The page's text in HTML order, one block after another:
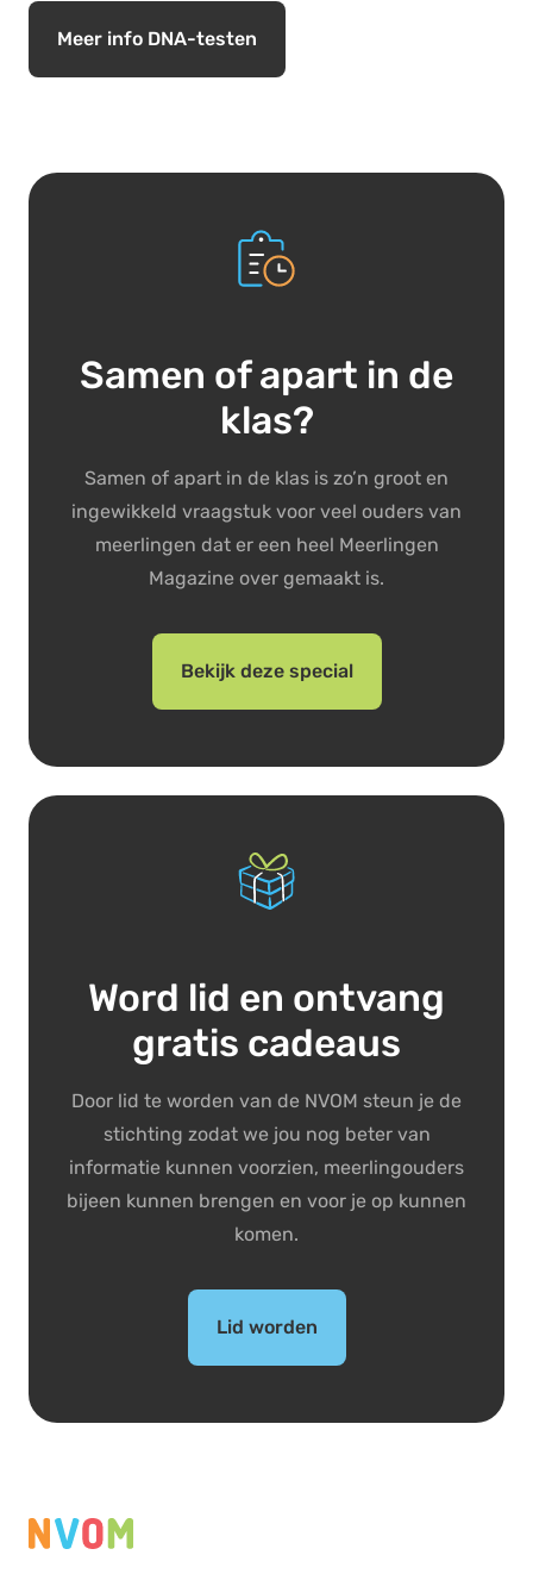
Meer info DNA-testen
Samen of apart in de
klas?
Samen of apart in de klas is zo’n groot en
ingewikkeld vraagstuk voor veel ouders van
meerlingen dat er een heel Meerlingen
Magazine over gemaakt is.
Bekijk deze special
Word lid en ontvang
gratis cadeaus
Door lid te worden van de NVOM steun je de
stichting zodat we jou nog beter van
informatie kunnen voorzien, meerlingouders
bijeen kunnen brengen en voor je op kunnen
komen.
Lid worden